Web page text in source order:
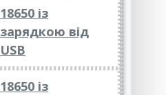
18650 із
зарядкою від
USB
18650 із